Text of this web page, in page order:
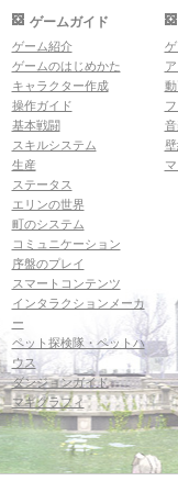
ゲームガイド
ゲーム紹介
ゲームのはじめかた
キャラクター作成
操作ガイド
基本戦闘
スキルシステム
生産
ステータス
エリンの世界
町のシステム
コミュニケーション
序盤のプレイ
スマートコンテンツ
インタラクションメーカ
ー
ペット探検隊・ペットハ
ウス
ダンジョンガイド
マギグラフィ